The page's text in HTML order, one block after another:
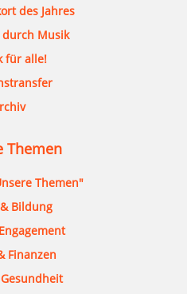
des Jahres
durch Musik
für alle!
Themen
Themen"
Bildung
Finanzen